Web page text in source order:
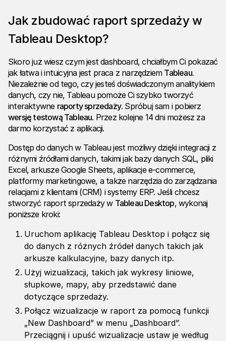
Jak zbudować raport sprzedaży w
Tableau Desktop?
Skoro już wiesz czym jest dashboard, chciałbym Ci pokazać
jak łatwa i intuicyjna jest praca z narzędziem Tableau.
Niezależnie od tego, czy jesteś doświadczonym analitykiem
danych, czy nie, Tableau pomoże Ci szybko tworzyć
interaktywne raporty sprzedaży. Spróbuj sam i pobierz
wersję testową Tableau. Przez kolejne 14 dni możesz za
darmo korzystać z aplikacji.
Dostęp do danych w Tableau jest możliwy dzięki integracji z
różnymi źródłami danych, takimi jak bazy danych SQL, pliki
Excel, arkusze Google Sheets, aplikacje e-commerce,
platformy marketingowe, a także narzędzia do zarządzania
relacjami z klientami (CRM) i systemy ERP. Jeśli chcesz
stworzyć raport sprzedaży w Tableau Desktop, wykonaj
poniższe kroki:
Uruchom aplikację Tableau Desktop i połącz się
do danych z różnych źródeł danych takich jak
arkusze kalkulacyjne, bazy danych itp.
Użyj wizualizacji, takich jak wykresy liniowe,
słupkowe, mapy, aby przedstawić dane
dotyczące sprzedaży.
Połącz wizualizacje w raport za pomocą funkcji
„New Dashboard” w menu „Dashboard”.
Przeciągnij i upuść wizualizacje ustaw je według